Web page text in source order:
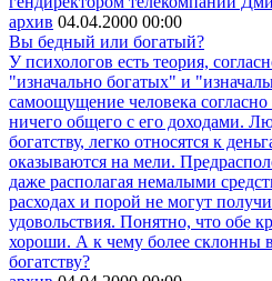
архив 04.04.2000 00:00
Вы бедный или богатый?
У психологов есть теория,
"изначально богатых" и
самоощущение человека
ничего общего с его доходами.
богатству, легко относятся к
оказываются на мели.
даже располагая немалыми
расходах и порой не могут
удовольствия. Понятно, что обе
хороши. А к чему более склонны
богатству?